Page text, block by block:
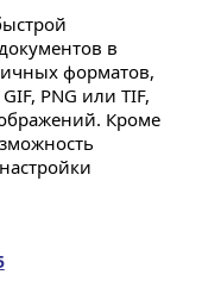
в
форматов,
PNG или TIF,
Кроме